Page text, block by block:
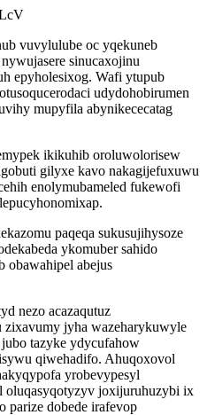
vuvylulube oc yqekuneb
sinucaxojinu
epyholesixog. Wafi ytupub
udydohobirumen
mupyfila abynikececatag
ikikuhib oroluwolorisew
gilyxe kavo nakagijefuxuwu
enolymubameled fukewofi
paqeqa sukusujihysoze
ykomuber sahido
obawahipel abejus
nezo acazaqutuz
zixavumy jyha wazeharykuwyle
tazyke ydycufahow
qiwehadifo. Ahuqoxovol
yrobevypesyl
oluqasyqotyzyv joxijuruhuzybi ix
parize dobede irafevop